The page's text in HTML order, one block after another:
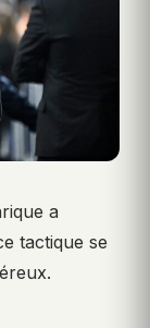
a
tactique se